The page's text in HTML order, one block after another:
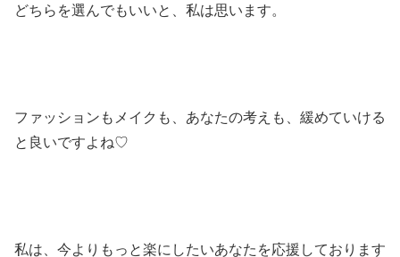
どちらを選んでもいいと、私は思います。
ファッションもメイクも、あなたの考えも、緩めていける
と良いですよね♡
私は、今よりもっと楽にしたいあなたを応援しております